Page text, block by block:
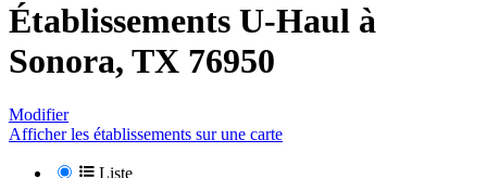
Établissements U-Haul à
Sonora, TX 76950
Modifier
Afficher les établissements sur une carte
Liste